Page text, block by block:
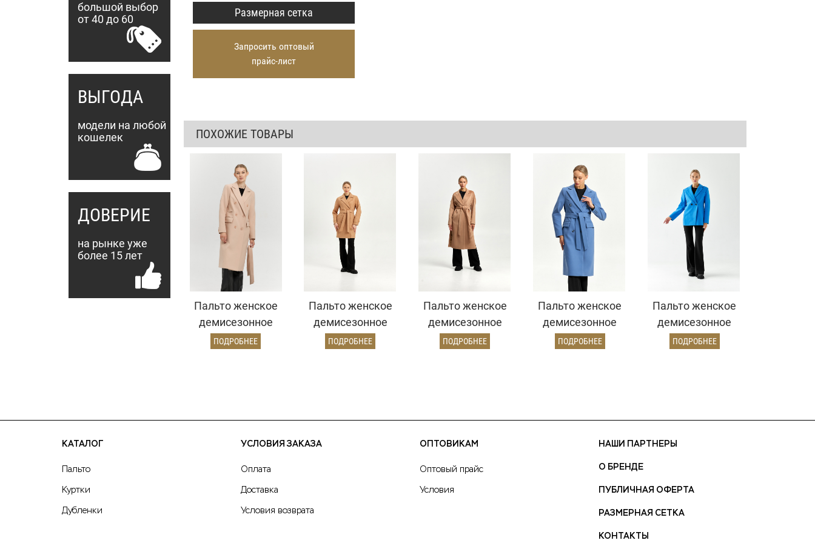
большой выбор
от 40 до 60
ВЫГОДА
модели на любой
кошелек
ДОВЕРИЕ
на рынке уже
более 15 лет
Размерная сетка
Запросить оптовый
прайс-лист
ПОХОЖИЕ ТОВАРЫ
Пальто женское
демисезонное
25775 (кремовый)
ПОДРОБНЕЕ
Пальто женское
демисезонное
22970 (золото)
ПОДРОБНЕЕ
Пальто женское
демисезонное
26820 (кэмел
ПОДРОБНЕЕ
Пальто женское
демисезонное
25775 (серо-
ПОДРОБНЕЕ
Пальто женское
демисезонное
26860 (электрик)
ПОДРОБНЕЕ
КАТАЛОГ
Пальто
Куртки
Дубленки
УСЛОВИЯ ЗАКАЗА
Оплата
Доставка
Условия возврата
ОПТОВИКАМ
Оптовый прайс
Условия
НАШИ ПАРТНЕРЫ
О БРЕНДЕ
ПУБЛИЧНАЯ ОФЕРТА
РАЗМЕРНАЯ СЕТКА
КОНТАКТЫ